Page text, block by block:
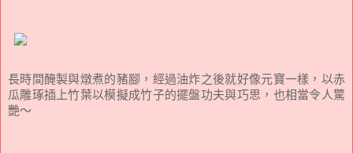
長時間醃製與燉煮的豬腳，經過油炸之後就好像元寶一樣，以赤
瓜雕琢插上竹葉以模擬成竹子的擺盤功夫與巧思，也相當令人驚
艷～